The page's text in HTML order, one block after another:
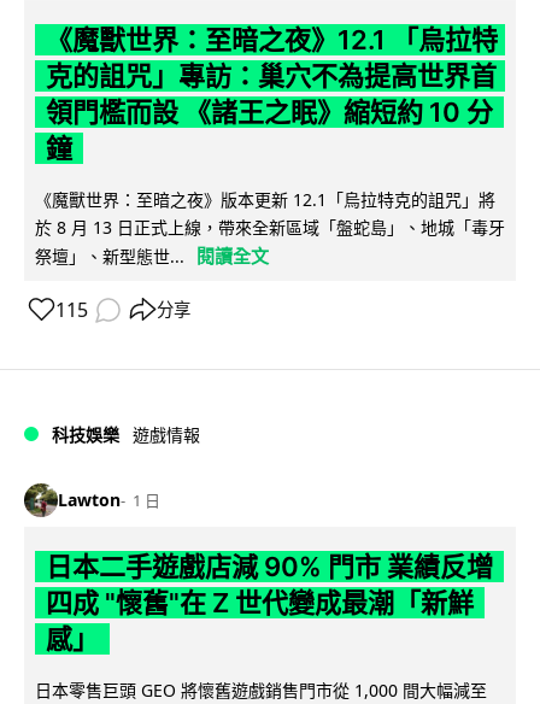
《魔獸世界：至暗之夜》12.1 「烏拉特
克的詛咒」專訪：巢穴不為提高世界首
領門檻而設 《諸王之眠》縮短約 10 分
鐘
《魔獸世界：至暗之夜》版本更新 12.1「烏拉特克的詛咒」將
於 8 月 13 日正式上線，帶來全新區域「盤蛇島」、地城「毒牙
祭壇」、新型態世...
閱讀全文
115 分享
科技娛樂 遊戲情報
Lawton 1 日
日本二手遊戲店減 90% 門市 業績反增
四成 "懷舊"在 Z 世代變成最潮「新鮮
感」
日本零售巨頭 GEO 將懷舊遊戲銷售門市從 1,000 間大幅減至